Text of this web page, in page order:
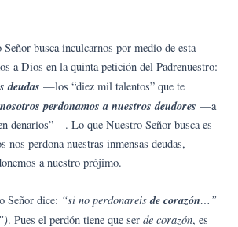
busca inculcarnos por medio de esta
a Dios en la quinta petición del Padrenuestro:
deudas —los “diez mil talentos” que te
perdonamos a nuestros deudores —a
denarios”—. Lo que Nuestro Señor busca es
nos perdona nuestras inmensas deudas,
a nuestro prójimo.
Señor dice: “si no perdonareisde corazón…”
. Pues el perdón tiene que ser de corazón, es